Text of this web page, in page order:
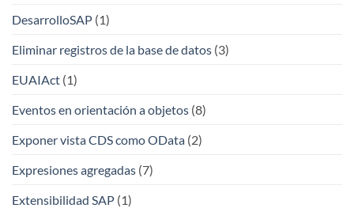
DesarrolloSAP (1)
Eliminar registros de la base de datos (3)
EUAIAct (1)
Eventos en orientación a objetos (8)
Exponer vista CDS como OData (2)
Expresiones agregadas (7)
Extensibilidad SAP (1)